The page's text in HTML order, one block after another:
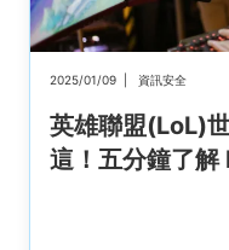
2025/01/09 資訊安全
英雄聯盟(LoL)
這！五分鐘了解